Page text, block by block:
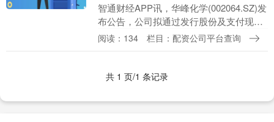
智通财经APP讯，华峰化学(002064.SZ)发
布公告，公司拟通过发行股份及支付现金
的方式购买华峰集团有限公司(以下简称
阅读：134 栏目：配资公司平台查询
共 1 页/1 条记录